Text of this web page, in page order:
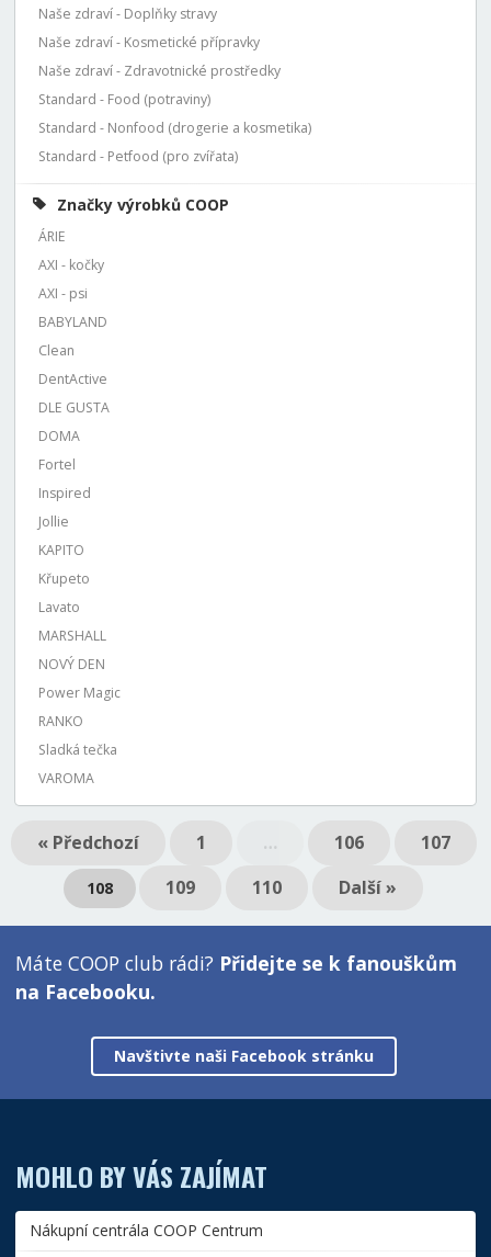
Naše zdraví - Doplňky stravy
Naše zdraví - Kosmetické přípravky
Naše zdraví - Zdravotnické prostředky
Standard - Food (potraviny)
Standard - Nonfood (drogerie a kosmetika)
Standard - Petfood (pro zvířata)
Značky výrobků COOP
ÁRIE
AXI - kočky
AXI - psi
BABYLAND
Clean
DentActive
DLE GUSTA
DOMA
Fortel
Inspired
Jollie
KAPITO
Křupeto
Lavato
MARSHALL
NOVÝ DEN
Power Magic
RANKO
Sladká tečka
VAROMA
« Předchozí 1 … 106 107
108 109 110 Další »
Máte COOP club rádi? Přidejte se k fanouškům
na Facebooku.
Navštivte naši Facebook stránku
MOHLO BY VÁS ZAJÍMAT
Nákupní centrála COOP Centrum